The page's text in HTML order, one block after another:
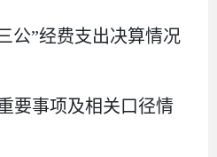
公”经费支出决算情况
要事项及相关口径情